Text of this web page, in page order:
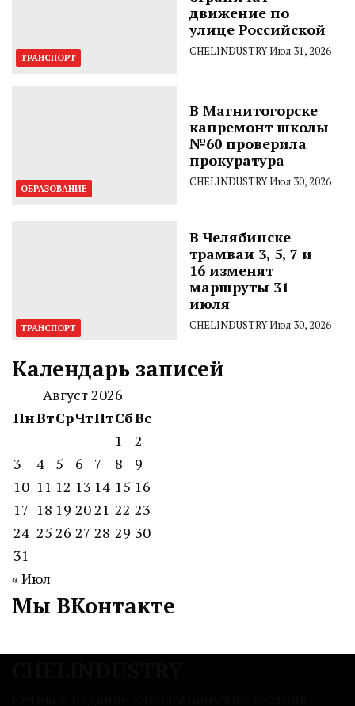
ТРАНСПОРТ
движение по
улице Российской
CHELINDUSTRYИюл 31, 2026
ОБРАЗОВАНИЕ
В Магнитогорске
капремонт школы
№60 проверила
прокуратура
CHELINDUSTRYИюл 30, 2026
ТРАНСПОРТ
В Челябинске
трамваи 3, 5, 7 и
16 изменят
маршруты 31
июля
CHELINDUSTRYИюл 30, 2026
Календарь записей
Август 2026
ПнВтСрЧтПтСбВс
1
2
3
4 5 6 7 8
9
10 11 12 13 14 15 16
17 18 19 2021 22 23
24 25 26 27 28 29 30
31
« Июл
Мы ВКонтакте